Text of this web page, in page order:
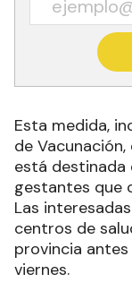
Esta medida,
de
está destinada
gestantes que
Las
centros de
provincia
viernes.